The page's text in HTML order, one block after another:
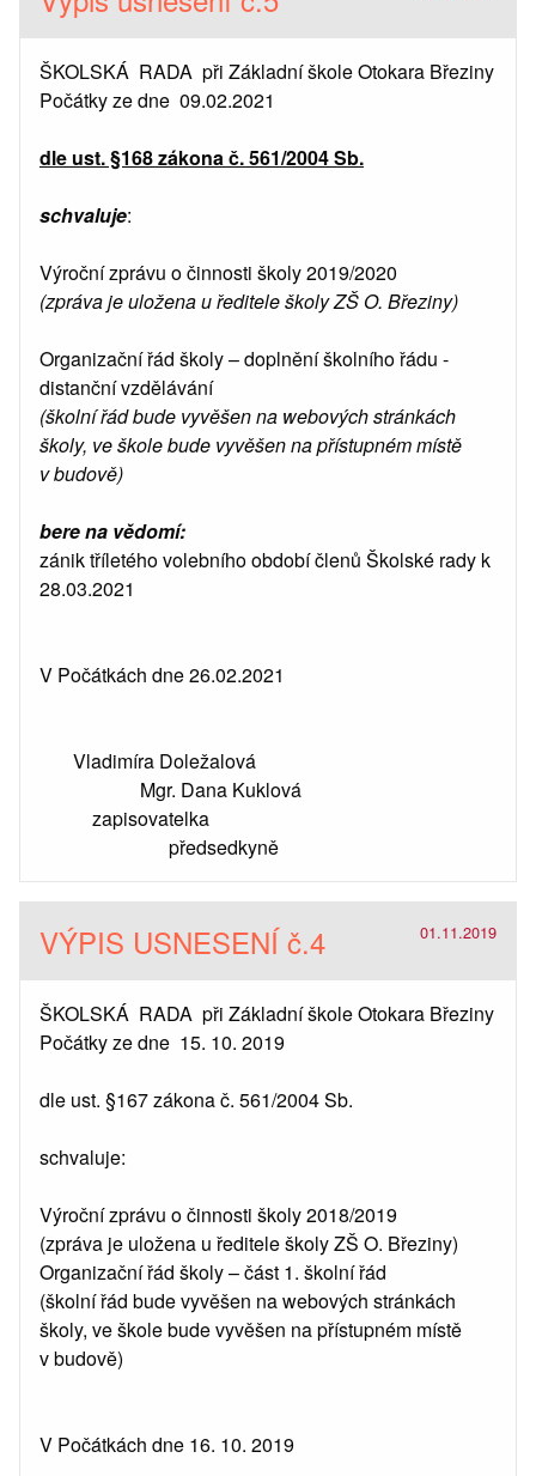
ŠKOLSKÁ RADA při Základní škole Otokara Březiny
Počátky ze dne 09.02.2021
dle ust. §168 zákona č. 561/2004 Sb.
schvaluje:
Výroční zprávu o činnosti školy 2019/2020
(zpráva je uložena u ředitele školy ZŠ O. Březiny)
Organizační řád školy – doplnění školního řádu -
distanční vzdělávání
(školní řád bude vyvěšen na webových stránkách
školy, ve škole bude vyvěšen na přístupném místě
v budově)
bere na vědomí:
zánik tříletého volebního období členů Školské rady k
28.03.2021
V Počátkách dne 26.02.2021
Vladimíra Doležalová
Mgr. Dana Kuklová
zapisovatelka
předsedkyně
VÝPIS USNESENÍ č.4 01.11.2019
ŠKOLSKÁ RADA při Základní škole Otokara Březiny
Počátky ze dne 15. 10. 2019
dle ust. §167 zákona č. 561/2004 Sb.
schvaluje:
Výroční zprávu o činnosti školy 2018/2019
(zpráva je uložena u ředitele školy ZŠ O. Březiny)
Organizační řád školy – část 1. školní řád
(školní řád bude vyvěšen na webových stránkách
školy, ve škole bude vyvěšen na přístupném místě
v budově)
V Počátkách dne 16. 10. 2019